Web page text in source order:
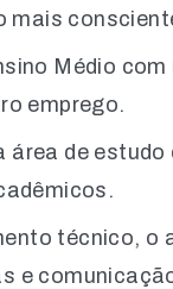
mais
Médio
emprego.
de estudo
técnico, o
e